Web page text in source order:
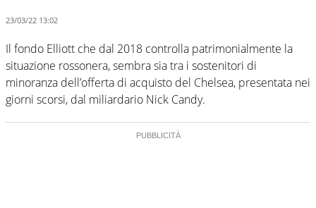
23/03/22 13:02
Il fondo Elliott che dal 2018 controlla patrimonialmente la
situazione rossonera, sembra sia tra i sostenitori di
minoranza dell’offerta di acquisto del Chelsea, presentata nei
giorni scorsi, dal miliardario Nick Candy.